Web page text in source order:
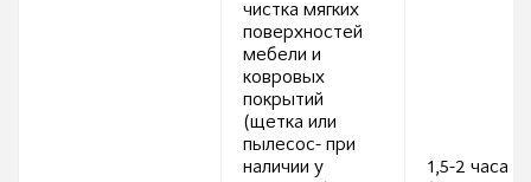
чистка мягких
поверхностей
мебели и
ковровых
покрытий
(щетка или
пылесос- при
наличии у
1,5-2 часа